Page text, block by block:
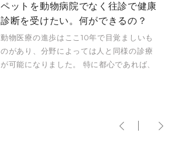
ペットを動物病院でなく往診で健康
診断を受けたい。何ができるの？
動物医療の進歩はここ10年で目覚ましいも
のがあり、分野によっては人と同様の診療
が可能になりました。 特に都心であれば、